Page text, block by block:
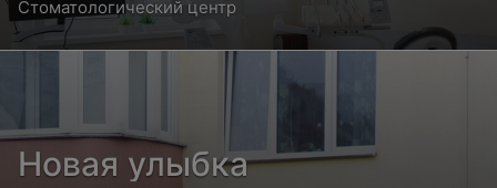
Стоматологический центр
Новая улыбка